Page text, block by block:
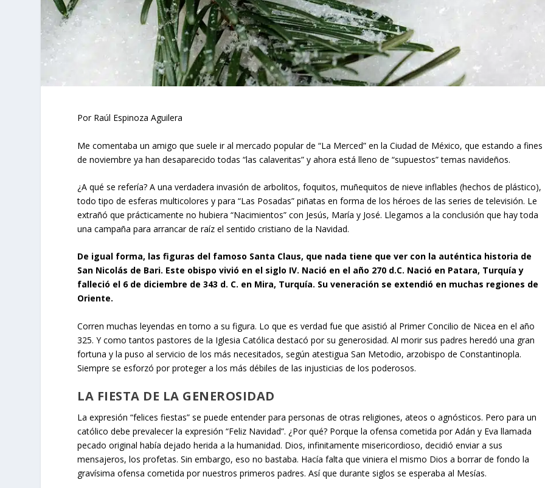
Por Raúl Espinoza Aguilera
Me comentaba un amigo que suele ir al mercado popular de “La Merced” en la Ciudad de México, que estando a fines
de noviembre ya han desaparecido todas “las calaveritas” y ahora está lleno de “supuestos” temas navideños.
¿A qué se refería? A una verdadera invasión de arbolitos, foquitos, muñequitos de nieve inflables (hechos de plástico),
todo tipo de esferas multicolores y para “Las Posadas” piñatas en forma de los héroes de las series de televisión. Le
extrañó que prácticamente no hubiera “Nacimientos” con Jesús, María y José. Llegamos a la conclusión que hay toda
una campaña para arrancar de raíz el sentido cristiano de la Navidad.
De igual forma, las figuras del famoso Santa Claus, que nada tiene que ver con la auténtica historia de
San Nicolás de Bari. Este obispo vivió en el siglo IV. Nació en el año 270 d.C. Nació en Patara, Turquía y
falleció el 6 de diciembre de 343 d. C. en Mira, Turquía. Su veneración se extendió en muchas regiones de
Oriente.
Corren muchas leyendas en torno a su figura. Lo que es verdad fue que asistió al Primer Concilio de Nicea en el año
325. Y como tantos pastores de la Iglesia Católica destacó por su generosidad. Al morir sus padres heredó una gran
fortuna y la puso al servicio de los más necesitados, según atestigua San Metodio, arzobispo de Constantinopla.
Siempre se esforzó por proteger a los más débiles de las injusticias de los poderosos.
LA FIESTA DE LA GENEROSIDAD
La expresión “felices fiestas” se puede entender para personas de otras religiones, ateos o agnósticos. Pero para un
católico debe prevalecer la expresión “Feliz Navidad”. ¿Por qué? Porque la ofensa cometida por Adán y Eva llamada
pecado original había dejado herida a la humanidad. Dios, infinitamente misericordioso, decidió enviar a sus
mensajeros, los profetas. Sin embargo, eso no bastaba. Hacía falta que viniera el mismo Dios a borrar de fondo la
gravísima ofensa cometida por nuestros primeros padres. Así que durante siglos se esperaba al Mesías.